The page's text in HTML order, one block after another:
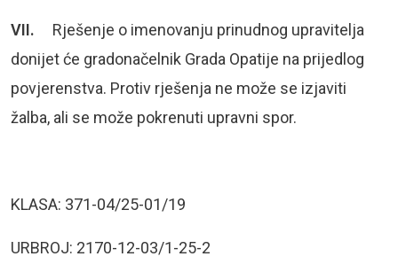
VII. Rješenje o imenovanju prinudnog upravitelja
donijet će gradonačelnik Grada Opatije na prijedlog
povjerenstva. Protiv rješenja ne može se izjaviti
žalba, ali se može pokrenuti upravni spor.
KLASA: 371-04/25-01/19
URBROJ: 2170-12-03/1-25-2